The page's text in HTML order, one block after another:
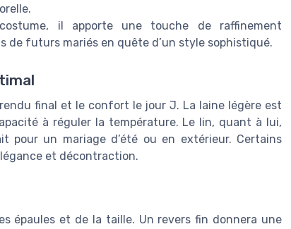
il apporte une touche de raffinement
de futurs mariés en quête d’un style sophistiqué.
final et le confort le jour J. La laine légère est
à réguler la température. Le lin, quant à lui,
un mariage d’été ou en extérieur. Certains
et décontraction.
épaules et de la taille. Un revers fin donnera une